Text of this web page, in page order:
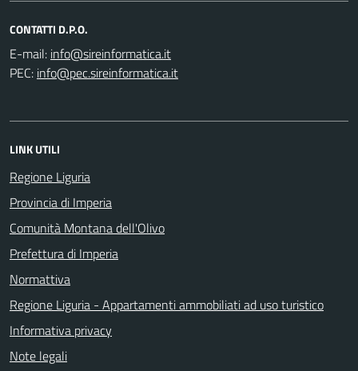
CONTATTI D.P.O.
E-mail:
PEC:
LINK UTILI
Regione Liguria
Provincia di Imperia
Comunità Montana dell'Olivo
Prefettura di Imperia
Normattiva
Regione Liguria - Appartamenti ammobiliati ad uso turistico
Informativa privacy
Note legali